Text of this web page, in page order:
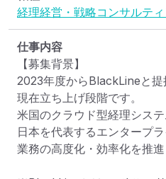
経理経営・戦略コンサルテ
仕事内容
【募集背景】
2023年度からBlackLineと提
現在立ち上げ段階です。
米国のクラウド型経理シス
日本を代表するエンタープ
業務の高度化・効率化を推進